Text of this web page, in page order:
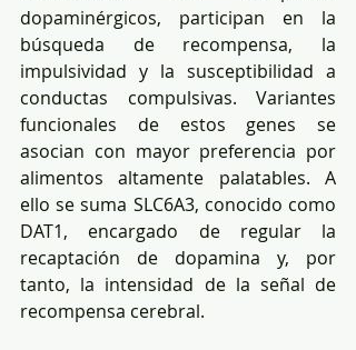
dopaminérgicos, participan en la
búsqueda de recompensa, la
impulsividad y la susceptibilidad a
conductas compulsivas. Variantes
funcionales de estos genes se
asocian con mayor preferencia por
alimentos altamente palatables. A
ello se suma SLC6A3, conocido como
DAT1, encargado de regular la
recaptación de dopamina y, por
tanto, la intensidad de la señal de
recompensa cerebral.